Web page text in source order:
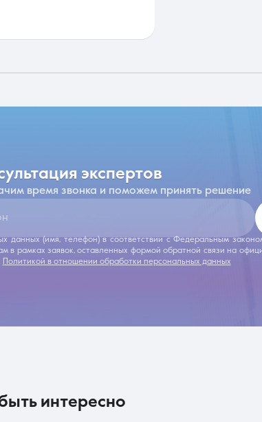
экспертов
время звонка и поможем принять решение
данных (имя, телефон) в соответствии с Федеральным
в рамках заявок, оставленных формой обратной связи на
Политикой в отношении обработки персональных данных
интересно